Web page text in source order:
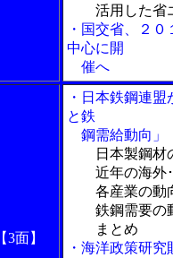
活用した省エ
・国交省、２
中心に開
催へ
【3面】
・日本鉄鋼連
と鉄
鋼需給動向」
日本製鋼材
近年の海外･
各産業の動
鉄鋼需要の
まとめ
・海洋政策研